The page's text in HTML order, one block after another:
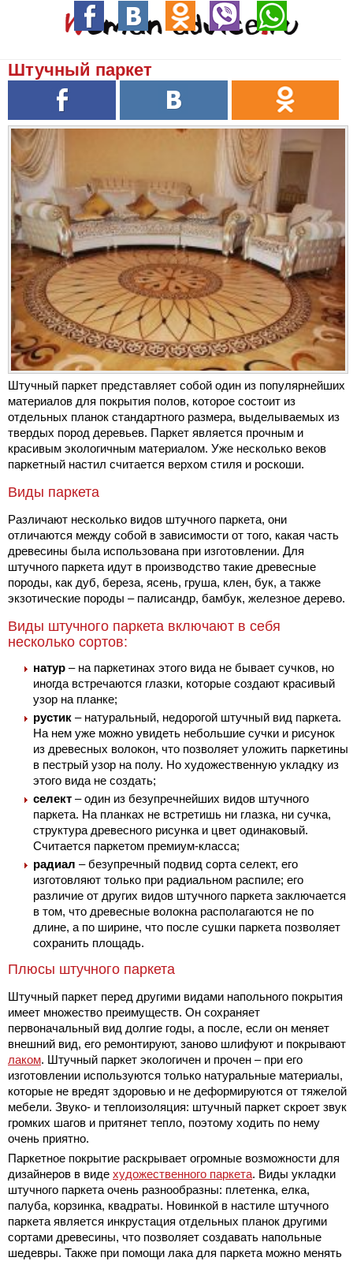
Штучный паркет
Штучный паркет представляет собой один из популярнейших
материалов для покрытия полов, которое состоит из
отдельных планок стандартного размера, выделываемых из
твердых пород деревьев. Паркет является прочным и
красивым экологичным материалом. Уже несколько веков
паркетный настил считается верхом стиля и роскоши.
Виды паркета
Различают несколько видов штучного паркета, они
отличаются между собой в зависимости от того, какая часть
древесины была использована при изготовлении. Для
штучного паркета идут в производство такие древесные
породы, как дуб, береза, ясень, груша, клен, бук, а также
экзотические породы – палисандр, бамбук, железное дерево.
Виды штучного паркета включают в себя
несколько сортов:
натур – на паркетинах этого вида не бывает сучков, но
иногда встречаются глазки, которые создают красивый
узор на планке;
рустик – натуральный, недорогой штучный вид паркета.
На нем уже можно увидеть небольшие сучки и рисунок
из древесных волокон, что позволяет уложить паркетины
в пестрый узор на полу. Но художественную укладку из
этого вида не создать;
селект – один из безупречнейших видов штучного
паркета. На планках не встретишь ни глазка, ни сучка,
структура древесного рисунка и цвет одинаковый.
Считается паркетом премиум-класса;
радиал – безупречный подвид сорта селект, его
изготовляют только при радиальном распиле; его
различие от других видов штучного паркета заключается
в том, что древесные волокна располагаются не по
длине, а по ширине, что после сушки паркета позволяет
сохранить площадь.
Плюсы штучного паркета
Штучный паркет перед другими видами напольного покрытия
имеет множество преимуществ. Он сохраняет
первоначальный вид долгие годы, а после, если он меняет
внешний вид, его ремонтируют, заново шлифуют и покрывают
лаком. Штучный паркет экологичен и прочен – при его
изготовлении используются только натуральные материалы,
которые не вредят здоровью и не деформируются от тяжелой
мебели. Звуко- и теплоизоляция: штучный паркет скроет звук
громких шагов и притянет тепло, поэтому ходить по нему
очень приятно.
Паркетное покрытие раскрывает огромные возможности для
дизайнеров в виде художественного паркета. Виды укладки
штучного паркета очень разнообразны: плетенка, елка,
палуба, корзинка, квадраты. Новинкой в настиле штучного
паркета является инкрустация отдельных планок другими
сортами древесины, что позволяет создавать напольные
шедевры. Также при помощи лака для паркета можно менять